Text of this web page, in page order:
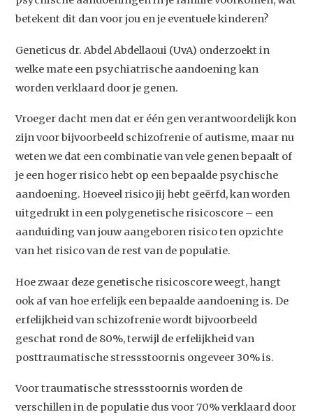
betekent dit dan voor jou en je eventuele kinderen?
Geneticus dr. Abdel Abdellaoui (UvA) onderzoekt in
welke mate een psychiatrische aandoening kan
worden verklaard door je genen.
Vroeger dacht men dat er één gen verantwoordelijk kon
zijn voor bijvoorbeeld schizofrenie of autisme, maar nu
weten we dat een combinatie van vele genen bepaalt of
je een hoger risico hebt op een bepaalde psychische
aandoening. Hoeveel risico jij hebt geërfd, kan worden
uitgedrukt in een polygenetische risicoscore – een
aanduiding van jouw aangeboren risico ten opzichte
van het risico van de rest van de populatie.
Hoe zwaar deze genetische risicoscore weegt, hangt
ook af van hoe erfelijk een bepaalde aandoening is. De
erfelijkheid van schizofrenie wordt bijvoorbeeld
geschat rond de 80%, terwijl de erfelijkheid van
posttraumatische stressstoornis ongeveer 30% is.
Voor traumatische stressstoornis worden de
verschillen in de populatie dus voor 70% verklaard door